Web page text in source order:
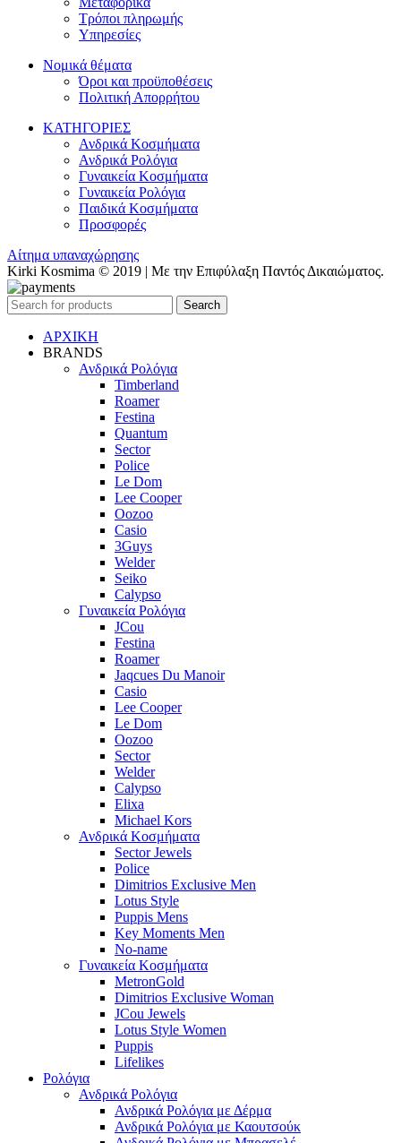
Τρόποι πληρωμής
Υπηρεσίες
Νομικά θέματα
Όροι και προϋποθέσεις
Πολιτική Απορρήτου
ΚΑΤΗΓΟΡΙΕΣ
Ανδρικά Κοσμήματα
Ανδρικά Ρολόγια
Γυναικεία Κοσμήματα
Γυναικεία Ρολόγια
Παιδικά Κοσμήματα
Προσφορές
Αίτημα υπαναχώρησης
Kirki Kosmima © 2019 | Με την Επιφύλαξη Παντός Δικαιώματος.
Search
ΑΡΧΙΚΗ
BRANDS
Ανδρικά Ρολόγια
Timberland
Roamer
Festina
Quantum
Sector
Police
Le Dom
Lee Cooper
Oozoo
Casio
3Guys
Welder
Seiko
Calypso
Γυναικεία Ρολόγια
JCou
Festina
Roamer
Jaqcues Du Manoir
Casio
Lee Cooper
Le Dom
Oozoo
Sector
Welder
Calypso
Elixa
Michael Kors
Ανδρικά Κοσμήματα
Sector Jewels
Police
Dimitrios Exclusive Men
Lotus Style
Puppis Mens
Key Moments Men
No-name
Γυναικεία Κοσμήματα
MetronGold
Dimitrios Exclusive Woman
JCou Jewels
Lotus Style Women
Puppis
Lifelikes
Ρολόγια
Ανδρικά Ρολόγια
Ανδρικά Ρολόγια με Δέρμα
Ανδρικά Ρολόγια με Καουτσούκ